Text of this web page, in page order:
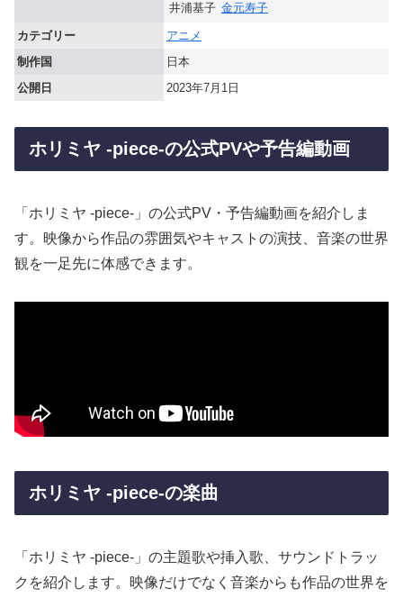
井浦基子 金元寿子
カテゴリー
アニメ
制作国
日本
公開日
2023年7月1日
ホリミヤ -piece-の公式PVや予告編動画
「ホリミヤ -piece-」の公式PV・予告編動画を紹介しま
す。映像から作品の雰囲気やキャストの演技、音楽の世界
観を一足先に体感できます。
ホリミヤ -piece-の楽曲
「ホリミヤ -piece-」の主題歌や挿入歌、サウンドトラッ
クを紹介します。映像だけでなく音楽からも作品の世界を